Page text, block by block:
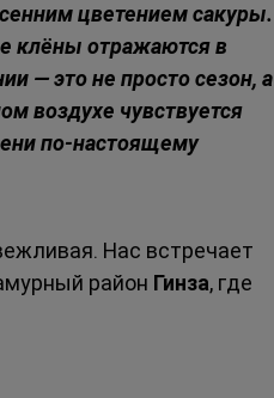
цветением сакуры.
клёны отражаются в
— это не просто сезон, а
воздухе чувствуется
по-настоящему
Нас встречает
район Гинза, где